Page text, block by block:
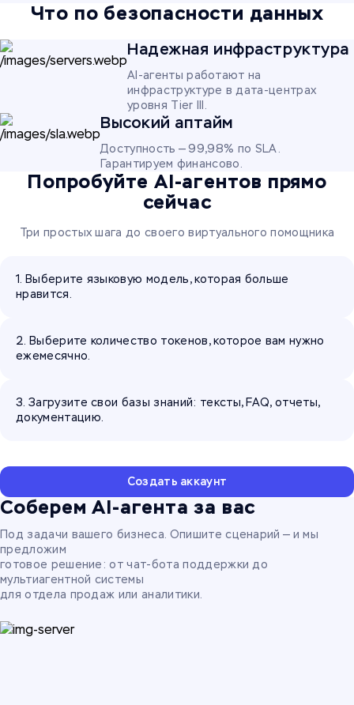
Что по безопасности данных
Надежная инфраструктура
AI-агенты работают на
инфраструктуре в дата-центрах
уровня Tier III.
Высокий аптайм
Доступность — 99,98% по SLA.
Гарантируем финансово.
Попробуйте AI-агентов прямо
сейчас
Три простых шага до своего виртуального помощника
1. Выберите языковую модель, которая больше
нравится.
2. Выберите количество токенов, которое вам нужно
ежемесячно.
3. Загрузите свои базы знаний: тексты, FAQ, отчеты,
документацию.
Создать аккаунт
Соберем AI-агента за вас
Под задачи вашего бизнеса. Опишите сценарий — и мы
предложим
готовое решение: от чат-бота поддержки до
мультиагентной системы
для отдела продаж или аналитики.